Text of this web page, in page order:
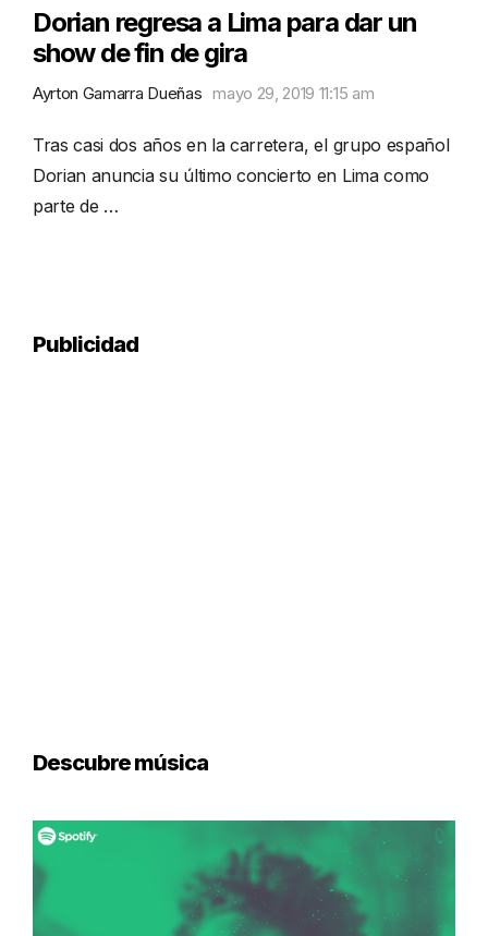
Dorian regresa a Lima para dar un
show de fin de gira
Ayrton Gamarra Dueñas mayo 29, 2019 11:15 am
Tras casi dos años en la carretera, el grupo español
Dorian anuncia su último concierto en Lima como
parte de …
Publicidad
Descubre música